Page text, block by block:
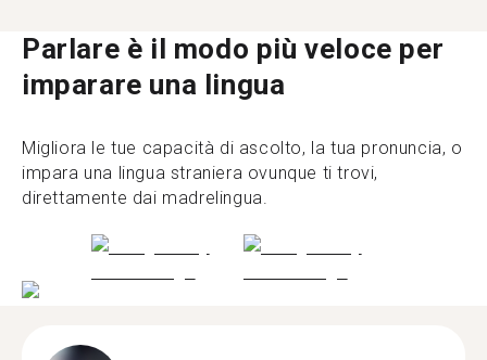
Parlare è il modo più veloce per
imparare una lingua
Migliora le tue capacità di ascolto, la tua pronuncia, o
impara una lingua straniera ovunque ti trovi,
direttamente dai madrelingua.